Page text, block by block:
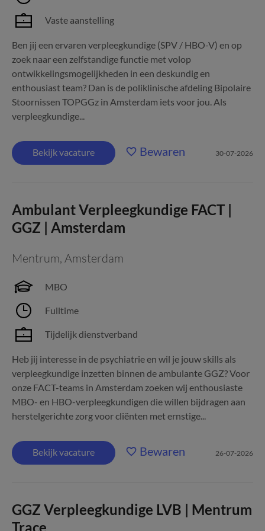
Vaste aanstelling
Ben jij een ervaren verpleegkundige (SPV / HBO-V) en op
zoek naar een zelfstandige functie met volop
ontwikkelingsmogelijkheden in een deskundig en
enthousiast team? Dan is de poliklinische afdeling Bipolaire
Stoornissen TOPGGz in Amsterdam iets voor jou. Als
verpleegkundige...
Bekijk vacature Bewaren 30-07-2026
Ambulant Verpleegkundige FACT |
GGZ | Amsterdam
Mentrum, Amsterdam
MBO
Fulltime
Tijdelijk dienstverband
Heb jij interesse in de psychiatrie en wil je jouw skills als
verpleegkundige inzetten binnen de ambulante GGZ? Voor
onze FACT-teams in Amsterdam zoeken wij enthousiaste
MBO- en HBO-verpleegkundigen die willen bijdragen aan
herstelgerichte zorg voor cliënten met ernstige...
Bekijk vacature Bewaren 26-07-2026
GGZ Verpleegkundige LVB | Mentrum
Trace